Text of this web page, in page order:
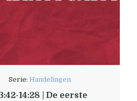
Serie:Handelingen
14:28 | De eerste